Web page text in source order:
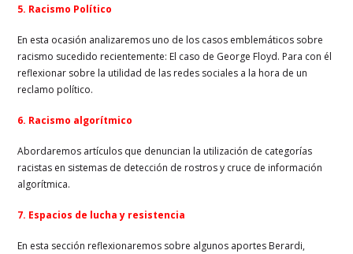
5. Racismo Político
En esta ocasión analizaremos uno de los casos emblemáticos sobre
racismo sucedido recientemente: El caso de George Floyd. Para con él
reflexionar sobre la utilidad de las redes sociales a la hora de un
reclamo político.
6. Racismo algorítmico
Abordaremos artículos que denuncian la utilización de categorías
racistas en sistemas de detección de rostros y cruce de información
algorítmica.
7. Espacios de lucha y resistencia
En esta sección reflexionaremos sobre algunos aportes Berardi,